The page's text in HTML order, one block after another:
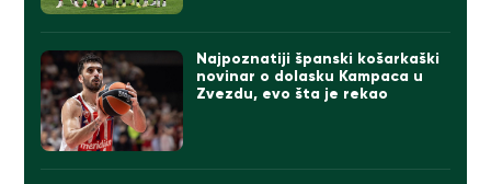
Najpoznatiji španski košarkaški
novinar o dolasku Kampaca u
Zvezdu, evo šta je rekao